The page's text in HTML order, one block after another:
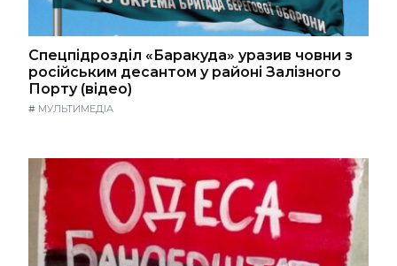
Спецпідрозділ «Баракуда» уразив човни з
російським десантом у районі Залізного
Порту (відео)
# МУЛЬТИМЕДІА